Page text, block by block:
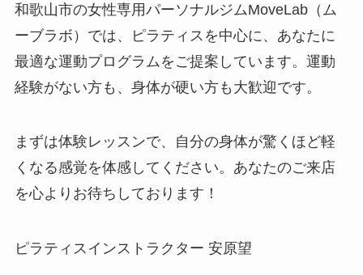
和歌山市の女性専用パーソナルジムMoveLab（ム
ーブラボ）では、ピラティスを中心に、あなたに
最適な運動プログラムをご提案しています。運動
経験がない方も、身体が硬い方も大歓迎です。
まずは体験レッスンで、自分の身体が驚くほど軽
くなる感覚を体感してください。あなたのご来店
を心よりお待ちしております！
ピラティスインストラクター 安原望